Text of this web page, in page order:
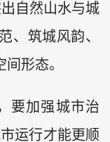
自然山水与城
、筑城风韵、
形态。
要加强城市治
运行才能更顺